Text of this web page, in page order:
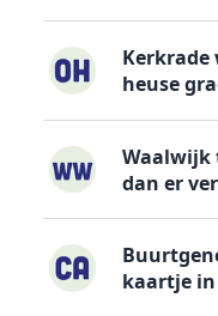
Kerkrade
heuse
Waalwijk
dan er
kaartje in